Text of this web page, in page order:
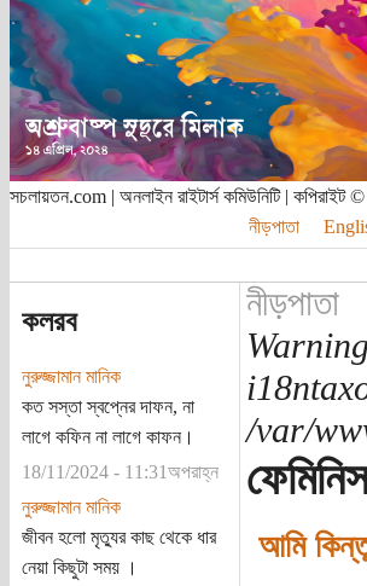
সচলায়তন.com | অনলাইন রাইটার্স কমিউনিটি |
নীড়পাতা
কলরব
নুরুজ্জামান মানিক
কত সস্তা স্বপ্নের দাফন, না
লাগে কফিন না লাগে কাফন।
18/11/2024 - 11:31অপরাহ্ন
নুরুজ্জামান মানিক
জীবন হলো মৃত্যুর কাছ থেকে ধার
নেয়া কিছুটা সময় ।
নীড়পাতা
Warning
/var/
আমি